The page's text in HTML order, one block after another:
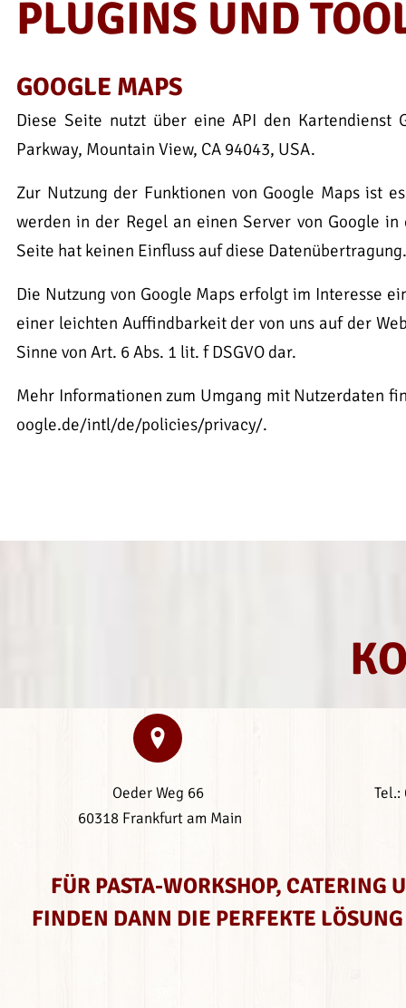
PLUGINS UND
GOOGLE MAPS
Diese Seite nutzt über eine API den Kartendienst
Parkway, Mountain View, CA 94043, USA.
Zur Nutzung der Funktionen von Google Maps ist
werden in der Regel an einen Server von Google
Seite hat keinen Einfluss auf diese Datenübertragung.
Die Nutzung von Google Maps erfolgt im Interesse
einer leichten Auffindbarkeit der von uns auf der
Sinne von Art. 6 Abs. 1 lit. f DSGVO dar.
Mehr Informationen zum Umgang mit Nutzerdaten
oogle.de/intl/de/policies/privacy/.
Oeder Weg 66
60318 Frankfurt am Main
Tel.:
FÜR PASTA-WORKSHOP,
FINDEN DANN DIE PERFEKTE